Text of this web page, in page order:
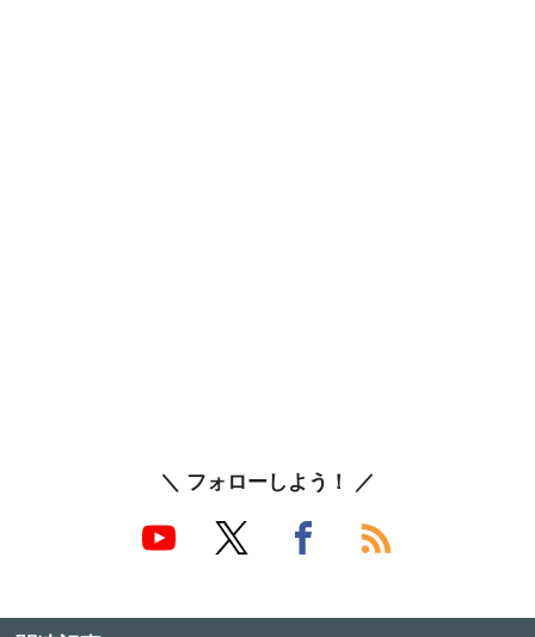
＼ フォローしよう！ ／